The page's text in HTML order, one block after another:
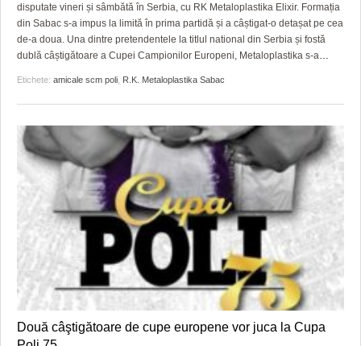
GRĂDINA TAICII DOMNULUI
ZIARISTU’ DE TERASĂ
FINANŢĂRI DE LA A LA Z
PE SURSE
CRONICĂ DE FILM
UNDE MERGEM
CLIPURI VIDEO
JOCURI ONLINE
ACCIDENTE
ANUNŢURI
CULTURA
INVATAMANT
JUSTITIE
FILME DOCUMENTARE
CLIPURI VIDEO
JOCURI ONLINE
DIVERSE
FARMACII DIN TIMIŞOARA
disputate vineri și sâmbătă în Serbia, cu RK Metaloplastika Elixir. Formația
din Sabac s-a impus la limită în prima partidă și a câștigat-o detașat pe cea
de-a doua. Una dintre pretendentele la titlul national din Serbia și fostă
dublă câștigătoare a Cupei Campionilor Europeni, Metaloplastika s-a…
Etichete: amicale scm poli R.K. Metaloplastika Sabac
Două câştigătoare de cupe europene vor juca la Cupa